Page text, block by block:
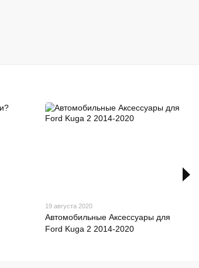
19 августа 2020
Автомобильные Аксессуары для
Ford Kuga 2 2014-2020